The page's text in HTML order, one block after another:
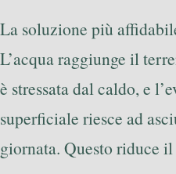
La soluzione più
L’acqua raggiunge il
è stressata dal caldo, e
superficiale riesce ad
giornata. Questo riduce